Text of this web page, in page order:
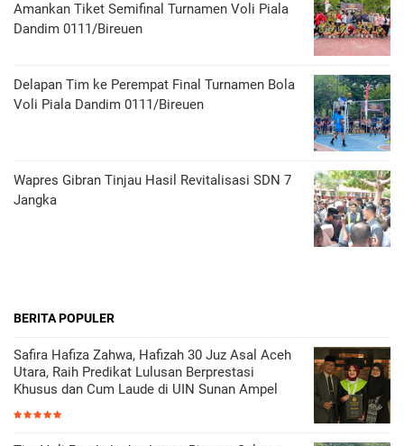
Amankan Tiket Semifinal Turnamen Voli Piala
Dandim 0111/Bireuen
Delapan Tim ke Perempat Final Turnamen Bola
Voli Piala Dandim 0111/Bireuen
Wapres Gibran Tinjau Hasil Revitalisasi SDN 7
Jangka
BERITA POPULER
Safira Hafiza Zahwa, Hafizah 30 Juz Asal Aceh
Utara, Raih Predikat Lulusan Berprestasi
Khusus dan Cum Laude di UIN Sunan Ampel